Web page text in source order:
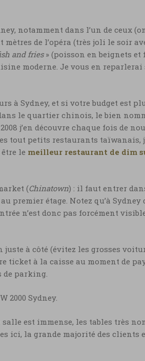
notamment dans l’un de ceux
de l’opéra (très joli le soir
and fries» (poisson en beignets et
moderne. Je vous en reparlerai
à Sydney, et si votre budget est
le quartier chinois, le bien
j’en découvre chaque fois de
tout petits restaurants taïwanais,
le meilleur restaurant de dim
(Chinatown) : il faut entrer
premier étage. Notez qu’à Sydney
n’est donc pas forcément
à côté (évitez les grosses
ticket à la caisse au moment de
de parking.
2000 Sydney.
salle est immense, les tables très
ici, la grande majorité des clients